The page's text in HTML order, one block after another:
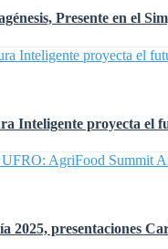
Presente en el
Inteligente proyecta el
2025, presentaciones